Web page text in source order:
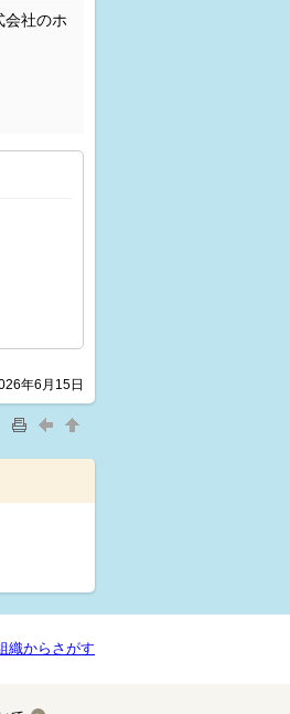
会社のホ
年6月15日
織からさがす